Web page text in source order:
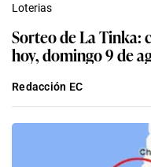
Loterias
Sorteo de La Tinka:
hoy, domingo 9 de
Redacción EC